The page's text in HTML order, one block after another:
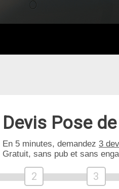
Devis Pose
En 5 minutes, demandez 3
Gratuit, sans pub et sans
2 3